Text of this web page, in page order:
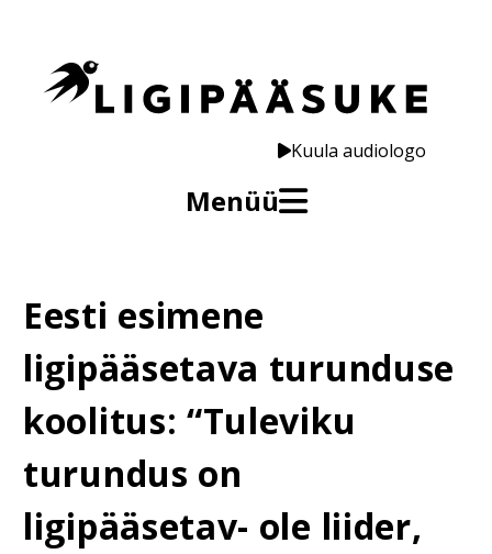
Kuula audiologo
Menüü
Eesti esimene
ligipääsetava turunduse
koolitus: “Tuleviku
turundus on
ligipääsetav- ole liider,